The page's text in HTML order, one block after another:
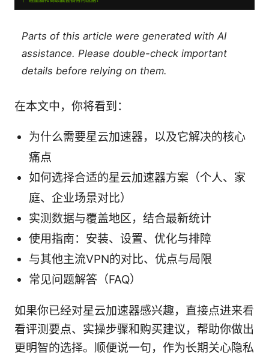
Parts of this article were generated with AI
assistance. Please double-check important
details before relying on them.
在本文中，你将看到：
为什么需要星云加速器，以及它解决的核心
痛点
如何选择合适的星云加速器方案（个人、家
庭、企业场景对比）
实测数据与覆盖地区，结合最新统计
使用指南：安装、设置、优化与排障
与其他主流VPN的对比、优点与局限
常见问题解答（FAQ）
如果你已经对星云加速器感兴趣，直接点进来看
看评测要点、实操步骤和购买建议，帮助你做出
更明智的选择。顺便说一句，作为长期关心隐私